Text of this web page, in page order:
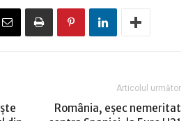
Articolul următor
România, eşec nemeritat